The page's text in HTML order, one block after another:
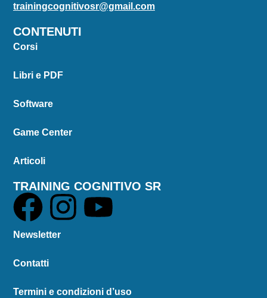
trainingcognitivosr@gmail.com
CONTENUTI
Corsi
Libri e PDF
Software
Game Center
Articoli
TRAINING COGNITIVO SR
Newsletter
Contatti
Termini e condizioni d’uso